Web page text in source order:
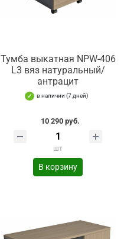
Тумба выкатная NPW-406
L3 вяз натуральный/
антрацит
в наличии (7 дней)
10 290 руб.
шт
В корзину